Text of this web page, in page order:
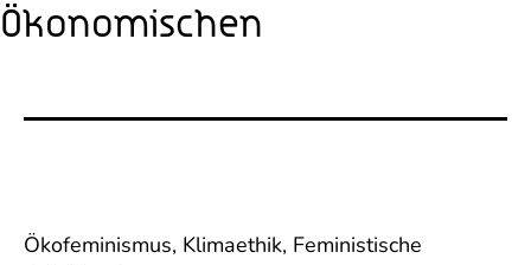
Ökonomischen
Ökofeminismus, Klimaethik, Feministische